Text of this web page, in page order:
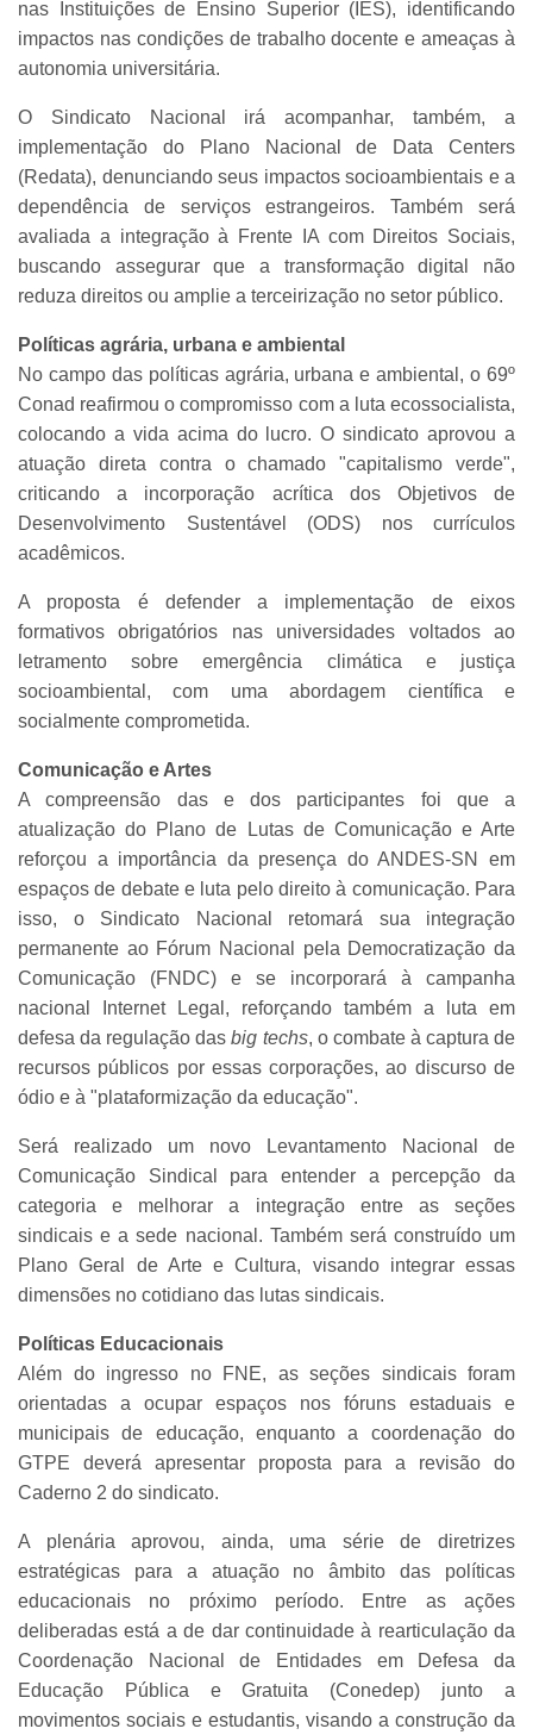
nas Instituições de Ensino Superior (IES), identificando
impactos nas condições de trabalho docente e ameaças à
autonomia universitária.
O Sindicato Nacional irá acompanhar, também, a
implementação do Plano Nacional de Data Centers
(Redata), denunciando seus impactos socioambientais e a
dependência de serviços estrangeiros. Também será
avaliada a integração à Frente IA com Direitos Sociais,
buscando assegurar que a transformação digital não
reduza direitos ou amplie a terceirização no setor público.
Políticas agrária, urbana e ambiental
No campo das políticas agrária, urbana e ambiental, o 69º
Conad reafirmou o compromisso com a luta ecossocialista,
colocando a vida acima do lucro. O sindicato aprovou a
atuação direta contra o chamado "capitalismo verde",
criticando a incorporação acrítica dos Objetivos de
Desenvolvimento Sustentável (ODS) nos currículos
acadêmicos.
A proposta é defender a implementação de eixos
formativos obrigatórios nas universidades voltados ao
letramento sobre emergência climática e justiça
socioambiental, com uma abordagem científica e
socialmente comprometida.
Comunicação e Artes
A compreensão das e dos participantes foi que a
atualização do Plano de Lutas de Comunicação e Arte
reforçou a importância da presença do ANDES-SN em
espaços de debate e luta pelo direito à comunicação. Para
isso, o Sindicato Nacional retomará sua integração
permanente ao Fórum Nacional pela Democratização da
Comunicação (FNDC) e se incorporará à campanha
nacional Internet Legal, reforçando também a luta em
defesa da regulação dasbig techs, o combate à captura de
recursos públicos por essas corporações, ao discurso de
ódio e à "plataformização da educação".
Será realizado um novo Levantamento Nacional de
Comunicação Sindical para entender a percepção da
categoria e melhorar a integração entre as seções
sindicais e a sede nacional. Também será construído um
Plano Geral de Arte e Cultura, visando integrar essas
dimensões no cotidiano das lutas sindicais.
Políticas Educacionais
Além do ingresso no FNE, as seções sindicais foram
orientadas a ocupar espaços nos fóruns estaduais e
municipais de educação, enquanto a coordenação do
GTPE deverá apresentar proposta para a revisão do
Caderno 2 do sindicato.
A plenária aprovou, ainda, uma série de diretrizes
estratégicas para a atuação no âmbito das políticas
educacionais no próximo período. Entre as ações
deliberadas está a de dar continuidade à rearticulação da
Coordenação Nacional de Entidades em Defesa da
Educação Pública e Gratuita (Conedep) junto a
movimentos sociais e estudantis, visando a construção da